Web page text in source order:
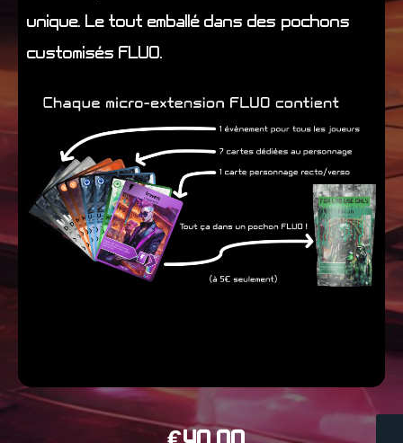
unique. Le tout emballé dans des pochons
customisés FLUO.